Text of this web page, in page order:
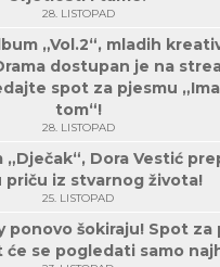
28. LISTOPAD
„Vol.2“, mladih
dostupan je na
spot za pjesmu
tom“!
28. LISTOPAD
„Dječak“, Dora Vestić
priču iz stvarnog života!
25. LISTOPAD
ponovo šokiraju! Spot za
će se pogledati samo